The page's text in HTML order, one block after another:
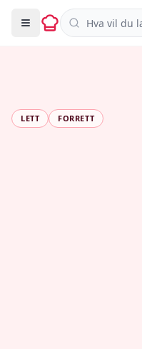
Søk i oppskrifter
LETT FORRETT